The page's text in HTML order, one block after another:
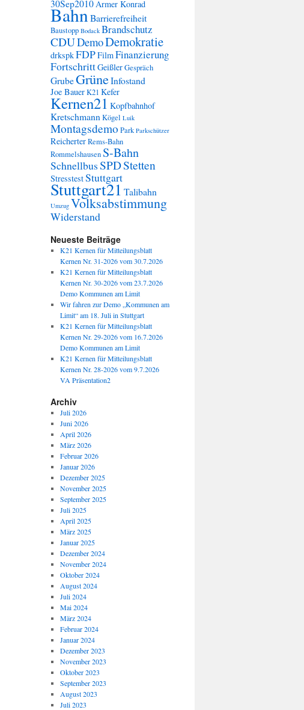
30Sep2010Armer Konrad
BahnBarrierefreiheit
Baustopp Bodack Brandschutz
CDUDemoDemokratie
drkspkFDPFilmFinanzierung
FortschrittGeißlerGespräch
GrubeGrüneInfostand
Joe BauerK21 Kefer
Kernen21 Kopfbahnhof
Kretschmann Kögel Luik
Montagsdemo Park Parkschützer
ReicherterRems-Bahn
Rommelshausen S-Bahn
SchnellbusSPDStetten
StresstestStuttgart
Stuttgart21 Talibahn
Umzug Volksabstimmung
Widerstand
Neueste Beiträge
K21 Kernen für Mitteilungsblatt
Kernen Nr. 31-2026 vom 30.7.2026
K21 Kernen für Mitteilungsblatt
Kernen Nr. 30-2026 vom 23.7.2026
Demo Kommunen am Limit
Wir fahren zur Demo „Kommunen am
Limit“ am 18. Juli in Stuttgart
K21 Kernen für Mitteilungsblatt
Kernen Nr. 29-2026 vom 16.7.2026
Demo Kommunen am Limit
K21 Kernen für Mitteilungsblatt
Kernen Nr. 28-2026 vom 9.7.2026
VA Präsentation2
Archiv
Juli 2026
Juni 2026
April 2026
März 2026
Februar 2026
Januar 2026
Dezember 2025
November 2025
September 2025
Juli 2025
April 2025
März 2025
Januar 2025
Dezember 2024
November 2024
Oktober 2024
August 2024
Juli 2024
Mai 2024
März 2024
Februar 2024
Januar 2024
Dezember 2023
November 2023
Oktober 2023
September 2023
August 2023
Juli 2023